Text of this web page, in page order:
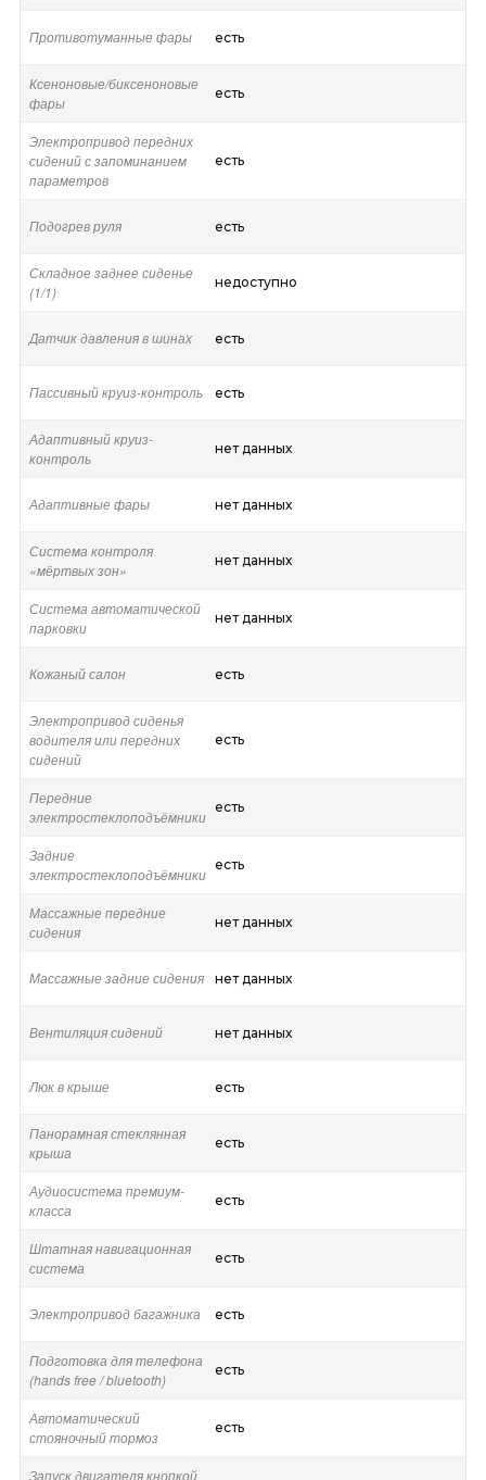
Противотуманные фары есть
Ксеноновые/биксеноновые
фары
есть
Электропривод передних
сидений с запоминанием
параметров
есть
Подогрев руля есть
Складное заднее сиденье
(1/1)
недоступно
Датчик давления в шинах есть
Пассивный круиз-контроль есть
Адаптивный круиз-
контроль
нет данных
Адаптивные фары нет данных
Система контроля
«мёртвых зон»
нет данных
Система автоматической
парковки
нет данных
Кожаный салон есть
Электропривод сиденья
водителя или передних
сидений
есть
Передние
электростеклоподъёмники
есть
Задние
электростеклоподъёмники
есть
Массажные передние
сидения
нет данных
Массажные задние сидения нет данных
Вентиляция сидений нет данных
Люк в крыше есть
Панорамная стеклянная
крыша
есть
Аудиосистема премиум-
класса
есть
Штатная навигационная
система
есть
Электропривод багажника есть
Подготовка для телефона
(hands free / bluetooth)
есть
Автоматический
стояночный тормоз
есть
Запуск двигателя кнопкой